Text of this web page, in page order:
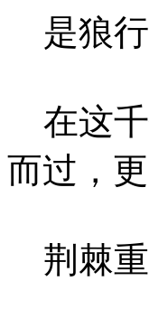
是狼行
在这千
而过，
荆棘重